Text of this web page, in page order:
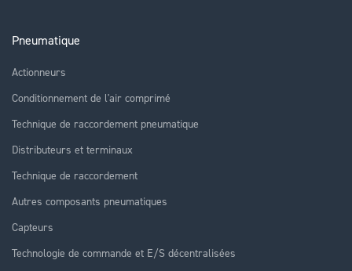
Pneumatique
Actionneurs
Conditionnement de l'air comprimé
Technique de raccordement pneumatique
Distributeurs et terminaux
Technique de raccordement
Autres composants pneumatiques
Capteurs
Technologie de commande et E/S décentralisées